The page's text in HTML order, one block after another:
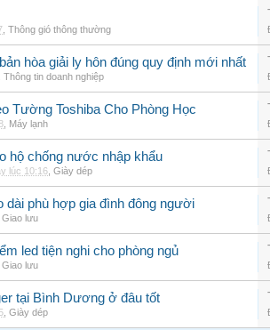
Thông gió thông thường
hòa giải ly hôn đúng quy định mới nhất
Thông tin doanh nghiệp
Tường Toshiba Cho Phòng Học
Máy lạnh
hộ chống nước nhập khẩu
lúc 10:16 Giày dép
dài phù hợp gia đình đông người
Giao lưu
led tiện nghi cho phòng ngủ
Giao lưu
tại Bình Dương ở đâu tốt
Giày dép